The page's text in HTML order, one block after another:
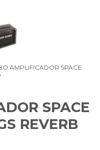
AMPLIFICADOR SPACE
SPACE
REVERB